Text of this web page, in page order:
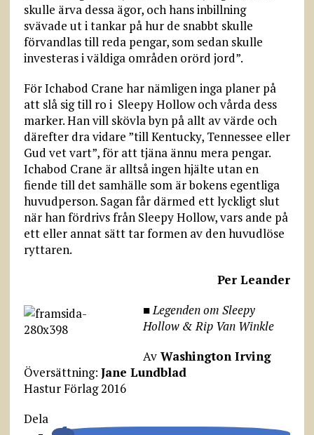
skulle ärva dessa ägor, och hans inbillning
svävade ut i tankar på hur de snabbt skulle
förvandlas till reda pengar, som sedan skulle
investeras i väldiga områden orörd jord”.
För Ichabod Crane har nämligen inga planer på
att slå sig till ro i Sleepy Hollow och vårda dess
marker. Han vill skövla byn på allt av värde och
därefter dra vidare ”till Kentucky, Tennessee eller
Gud vet vart”, för att tjäna ännu mera pengar.
Ichabod Crane är alltså ingen hjälte utan en
fiende till det samhälle som är bokens egentliga
huvudperson. Sagan får därmed ett lyckligt slut
när han fördrivs från Sleepy Hollow, vars ande på
ett eller annat sätt tar formen av den huvudlöse
ryttaren.
Per Leander
■Legenden om Sleepy
Hollow & Rip Van Winkle
AvWashington Irving
Översättning: Jane Lundblad
Hastur Förlag 2016
Dela